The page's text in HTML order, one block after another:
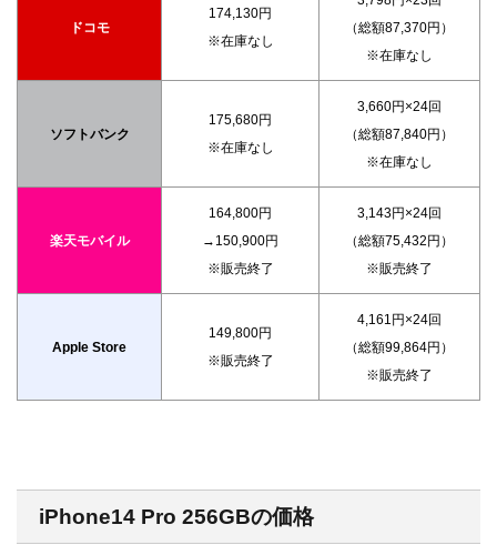
ドコモ
174,130円
※在庫なし
（総額87,370円）
※在庫なし
ソフトバンク
175,680円
※在庫なし
3,660円×24回
（総額87,840円）
※在庫なし
楽天モバイル
164,800円
→150,900円
※販売終了
3,143円×24回
（総額75,432円）
※販売終了
Apple Store
149,800円
※販売終了
4,161円×24回
（総額99,864円）
※販売終了
iPhone14 Pro 256GBの価格